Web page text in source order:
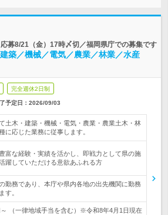
募8/21（金）17時〆切／福岡県庁での募集です
築／機械／電気／農業／林業／水産
完全週休2日制
予定日： 2026/09/03
土木・建築・機械・電気・農業・農業土木・林
に応じた業務に従事します。
富な経験・実績を活かし、即戦力として県の施
躍していただける意欲あふれる方
勤務であり、本庁や県内各地の出先機関に勤務
す。
～ （一律地域手当を含む）※令和8年4月1日現在